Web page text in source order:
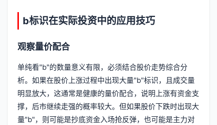
b标识在实际投资中的应用技巧
观察量价配合
单纯看"b"的数量意义有限，必须结合股价走势综合分
析。如果在股价上涨过程中出现大量"b"标识，且成交量
明显放大，这通常是健康的量价配合，说明上涨有资金支
撑，后市继续走强的概率较大。但如果股价下跌时出现大
量"b"，则可能是抄底资金入场抢反弹，也可能是主力对